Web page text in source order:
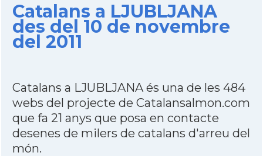
Catalans a LJUBLJANA
des del 10 de novembre
del 2011
Catalans a LJUBLJANA és una de les 484
webs del projecte de Catalansalmon.com
que fa 21 anys que posa en contacte
desenes de milers de catalans d'arreu del
món.